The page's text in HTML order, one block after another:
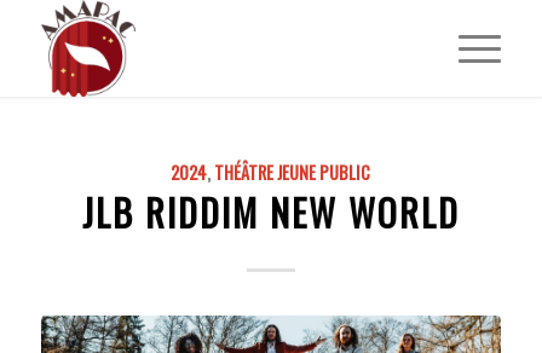
2024,THÉÂTRE JEUNE PUBLIC
JLB RIDDIM NEW WORLD